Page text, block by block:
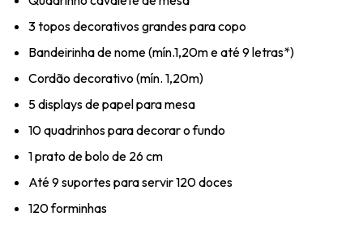
3 topos decorativos grandes para copo
Bandeirinha de nome (mín.1,20m e até 9 letras*)
Cordão decorativo (mín. 1,20m)
5 displays de papel para mesa
10 quadrinhos para decorar o fundo
1 prato de bolo de 26 cm
Até 9 suportes para servir 120 doces
120 forminhas